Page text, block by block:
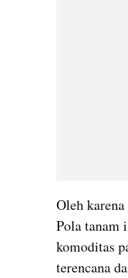
Oleh
Pola tanam
komoditas
terencana